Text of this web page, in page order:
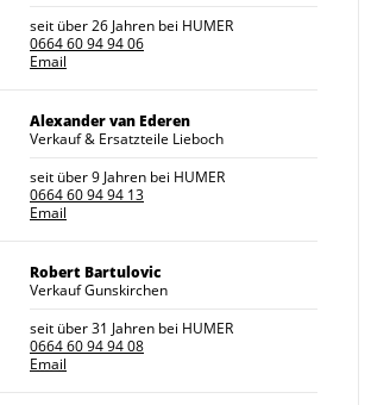
seit über 26 Jahren bei HUMER
0664 60 94 94 06
Email
Alexander van Ederen
Verkauf & Ersatzteile Lieboch
seit über 9 Jahren bei HUMER
0664 60 94 94 13
Email
Robert Bartulovic
Verkauf Gunskirchen
seit über 31 Jahren bei HUMER
0664 60 94 94 08
Email